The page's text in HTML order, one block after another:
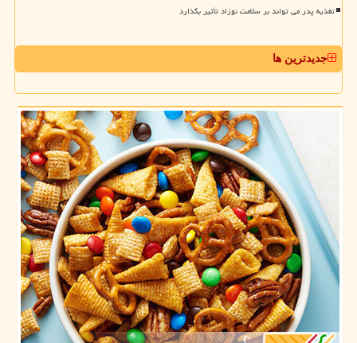
تغذیه پدر می تواند بر سلامت نوزاد تأثیر بگذارد
جدیدترین ها